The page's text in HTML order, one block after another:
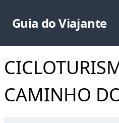
Guia do Viajante
CAMINHO